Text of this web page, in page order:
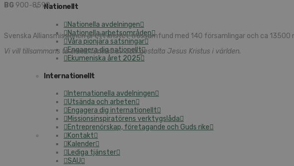
Nationellt
Nationella avdelningen
Nationella arbetsområden
Våra pionjära satsningar
Engagera dig nationellt
Ekumeniska året 2025
Internationellt
Internationella avdelningen
Utsända och arbeten
Engagera dig internationellt
Missionsinspiratörens verktygslåda
Entreprenörskap, företagande och Guds rike
Kontakt
Kalender
Lediga tjänster
SAU
BG 900-8590
Svenska Alliansmissionen är ett kristet trossamfund med 140 församlingar och ca
Vi vill tillsammans ta emot, formas av och gestalta Jesus Kristus i världen.